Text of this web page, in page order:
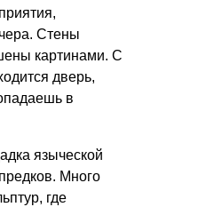
Стены
картинами. С
дверь,
в
языческой
Много
где